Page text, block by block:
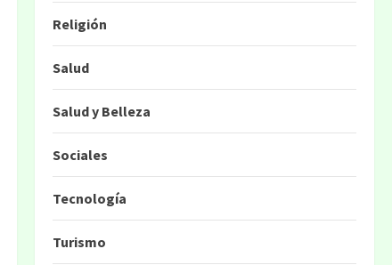
Religión
Salud
Salud y Belleza
Sociales
Tecnología
Turismo